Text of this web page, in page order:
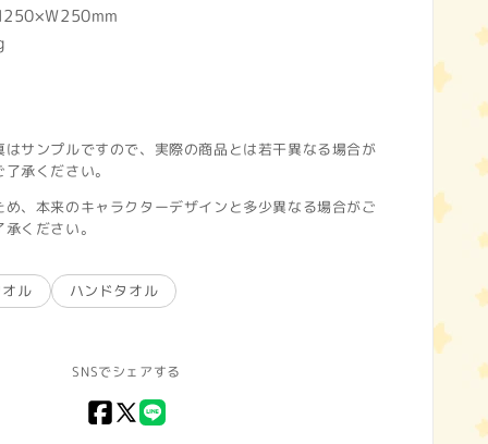
サンプルですので、実際の商品とは若干異なる場合が
承ください。
、本来のキャラクターデザインと多少異なる場合がご
ください。
オル ハンドタオル
SNSでシェアする
Facebook
X